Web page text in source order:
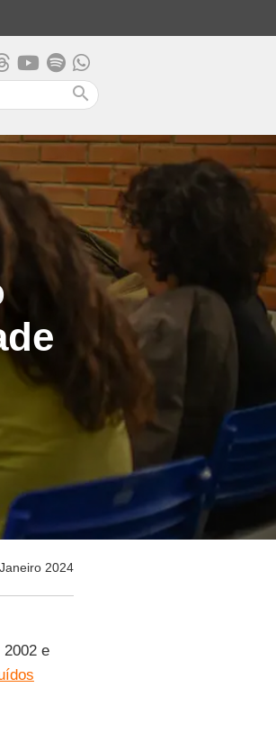
search
2024
e